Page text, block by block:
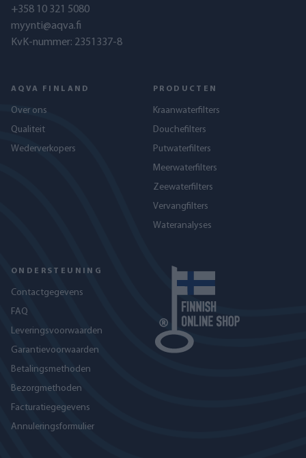
+358 10 321 5080
myynti@aqva.fi
KvK-nummer: 2351337-8
AQVA FINLAND
Over ons
Qualiteit
Wederverkopers
PRODUCTEN
Kraanwaterfilters
Douchefilters
Putwaterfilters
Meerwaterfilters
Zeewaterfilters
Vervangfilters
Wateranalyses
ONDERSTEUNING
Contactgegevens
FAQ
Leveringsvoorwaarden
Garantievoorwaarden
Betalingsmethoden
Bezorgmethoden
Facturatiegegevens
Annuleringsformulier